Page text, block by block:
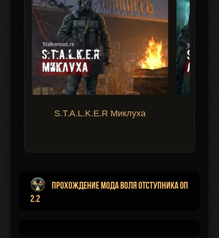
S.T.A.L.K.E.R Миклуха
Прохождение мода Воля Отступника ОП
2.2